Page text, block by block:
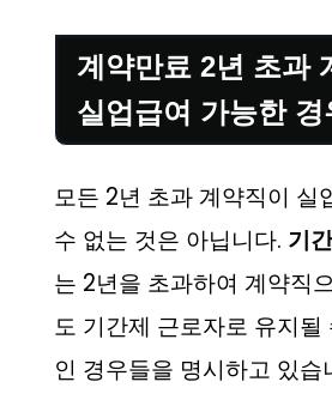
계약만료 2년 초과
실업급여 가능한 경
모든 2년 초과 계약직이 실
수 없는 것은 아닙니다. 기
는 2년을 초과하여 계약직
도 기간제 근로자로 유지될
인 경우들을 명시하고 있습